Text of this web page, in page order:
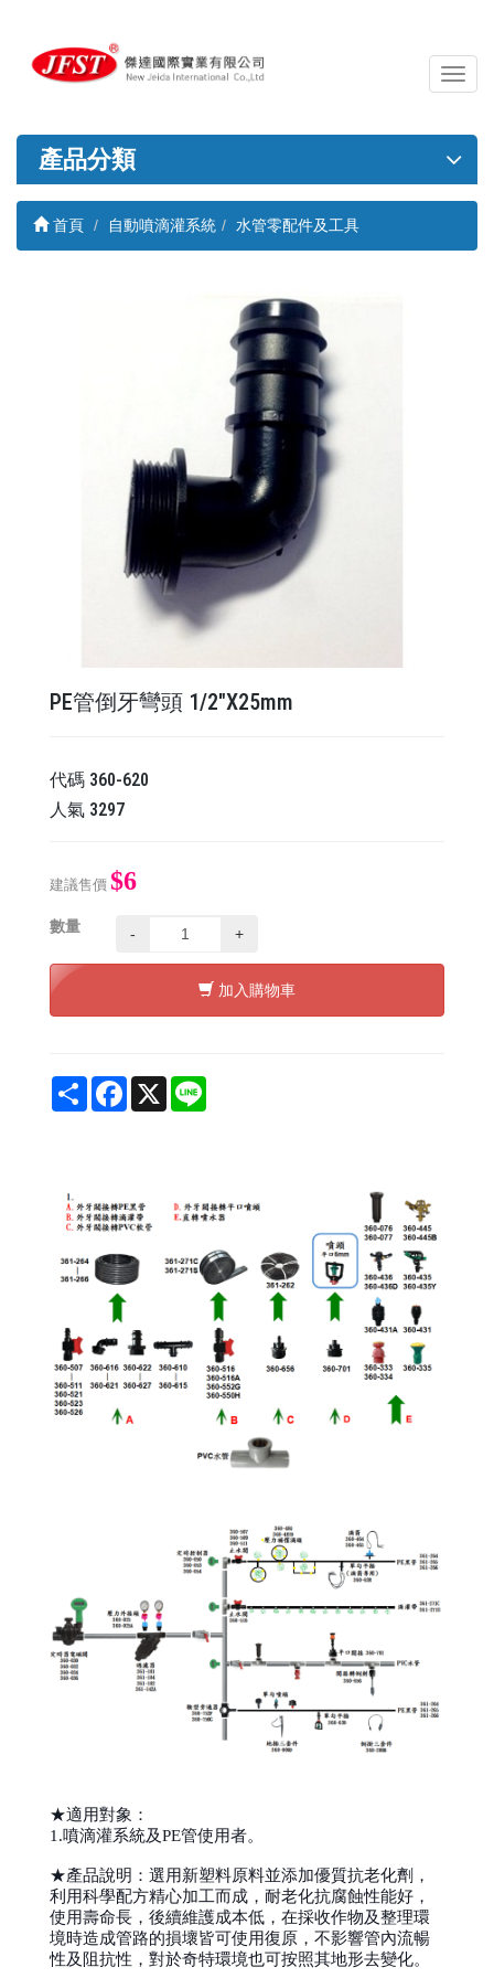
導
覽
關
產品分類
首頁 自動噴滴灌系統 水管零配件及工具
PE管倒牙彎頭 1/2"X25mm
代碼 360-620
人氣 3297
建議售價 $6
數量 - +
加入購物車
Share Facebook
X
★適用對象：
1.噴滴灌系統及PE管使用者。
★產品說明：選用新塑料原料並添加優質抗老化劑，
利用科學配方精心加工而成，耐老化抗腐蝕性能好，
使用壽命長，後續維護成本低，在採收作物及整理環
境時造成管路的損壞皆可使用復原，不影響管內流暢
性及阻抗性，對於奇特環境也可按照其地形去變化。